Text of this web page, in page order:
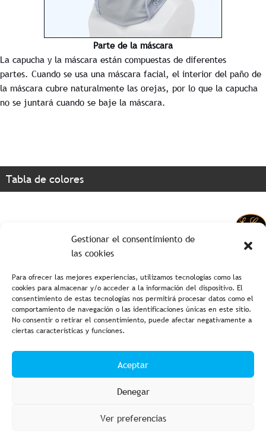
Gestionar el consentimiento de
las cookies
Para ofrecer las mejores experiencias, utilizamos tecnologías como las
cookies para almacenar y/o acceder a la información del dispositivo. El
consentimiento de estas tecnologías nos permitirá procesar datos como el
comportamiento de navegación o las identificaciones únicas en este sitio.
No consentir o retirar el consentimiento, puede afectar negativamente a
ciertas características y funciones.
Aceptar
Denegar
Ver preferencias
Parte de la máscara
La capucha y la máscara están compuestas de diferentes
partes. Cuando se usa una máscara facial, el interior del paño de
la máscara cubre naturalmente las orejas, por lo que la capucha
no se juntará cuando se baje la máscara.
Tabla de colores
Aviso legal y política de privacidad Política de cookies
Condiciones de compra Accesibilidad